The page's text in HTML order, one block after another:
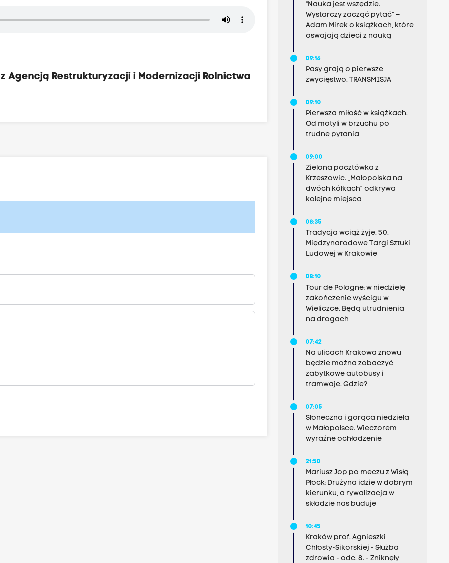
Agencją Restrukturyzacji i Modernizacji Rolnictwa
"Nauka jest wszędzie.
Wystarczy zacząć pytać” –
Adam Mirek o książkach, które
oswajają dzieci z nauką
09:16
Pasy grają o pierwsze
zwycięstwo. TRANSMISJA
09:10
Pierwsza miłość w książkach.
Od motyli w brzuchu po
trudne pytania
09:00
Zielona pocztówka z
Krzeszowic. „Małopolska na
dwóch kółkach” odkrywa
kolejne miejsca
08:35
Tradycja wciąż żyje. 50.
Międzynarodowe Targi Sztuki
Ludowej w Krakowie
08:10
Tour de Pologne: w niedzielę
zakończenie wyścigu w
Wieliczce. Będą utrudnienia
na drogach
07:42
Na ulicach Krakowa znowu
będzie można zobaczyć
zabytkowe autobusy i
tramwaje. Gdzie?
07:05
Słoneczna i gorąca niedziela
w Małopolsce. Wieczorem
wyraźne ochłodzenie
21:50
Mariusz Jop po meczu z Wisłą
Płock: Drużyna idzie w dobrym
kierunku, a rywalizacja w
składzie nas buduje
10:45
Kraków prof. Agnieszki
Chłosty-Sikorskiej - Służba
zdrowia - odc. 8. - Zniknęły